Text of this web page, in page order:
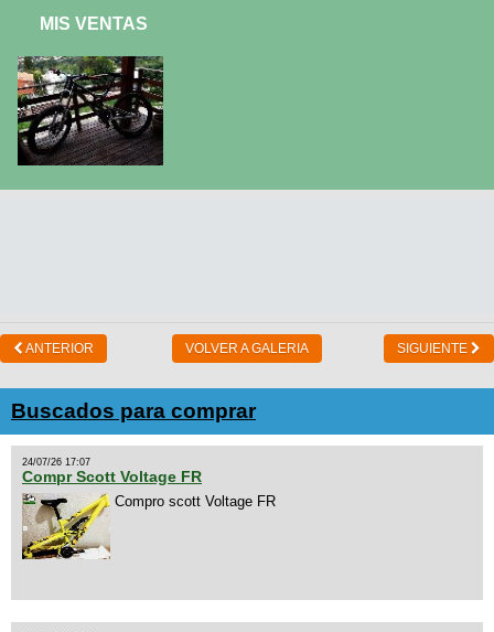
MIS VENTAS
ANTERIOR VOLVER A GALERIA SIGUIENTE
Buscados para comprar
24/07/26 17:07
Compr Scott Voltage FR
Compro scott Voltage FR